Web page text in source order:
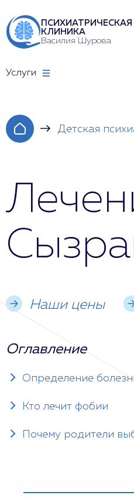
ПСИХИАТРИЧЕСКАЯ
КЛИНИКА
Василия Шурова
Услуги
Детская
Наши цены
Оглавление
Определение
Кто лечит фобии
Почему родители